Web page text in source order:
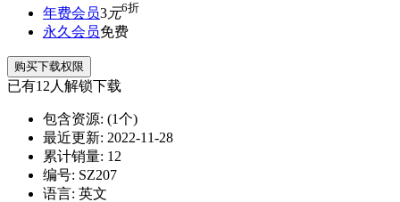
年费会员3元6折
永久会员免费
购买下载权限
已有12 人解锁下载
包含资源: (1个)
最近更新: 2022-11-28
累计销量: 12
编号: SZ207
语言: 英文